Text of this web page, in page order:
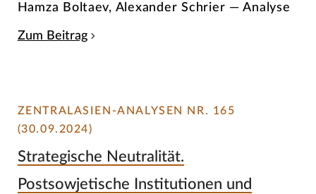
Hamza Boltaev, Alexander Schrier — Analyse
Zum Beitrag
ZENTRALASIEN-ANALYSEN NR. 165
(30.09.2024)
Strategische Neutralität.
Postsowjetische Institutionen und